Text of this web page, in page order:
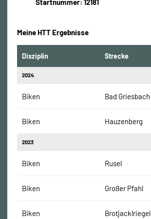
Startnummer: 12181
Meine HTT Ergebnisse
Disziplin Strecke
2024
Biken Bad Griesbach
Biken Hauzenberg
2023
Biken Rusel
Biken Großer Pfahl
Biken Brotjacklriegel